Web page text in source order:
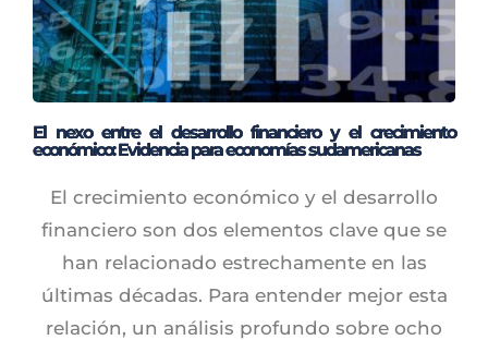
El nexo entre el desarrollo financiero y el crecimiento
económico: Evidencia para economías sudamericanas
El crecimiento económico y el desarrollo
financiero son dos elementos clave que se
han relacionado estrechamente en las
últimas décadas. Para entender mejor esta
relación, un análisis profundo sobre ocho